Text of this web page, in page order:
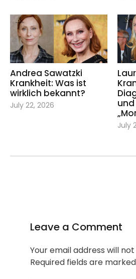
Andrea Sawatzki
Krankheit: Was ist
wirklich bekannt?
July 22, 2026
July
Leave a Comment
Your email address will
Required fields are marked